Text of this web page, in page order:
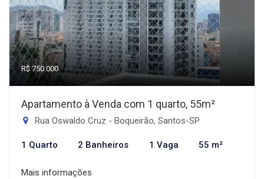
R$ 750.000
Apartamento à Venda com 1 quarto, 55m²
Rua Oswaldo Cruz - Boqueirão, Santos-SP
1 Quarto 2 Banheiros 1 Vaga 55 m²
Mais informações